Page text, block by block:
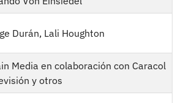
Durán, Lali Houghton
Media en colaboración con Caracol
y otros